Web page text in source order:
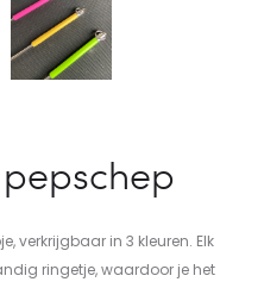
verkrijgbaar in 3 kleuren. Elk
ringetje, waardoor je het